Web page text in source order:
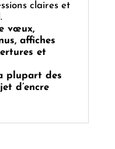
claires et
vœux,
affiches
et
plupart des
d’encre